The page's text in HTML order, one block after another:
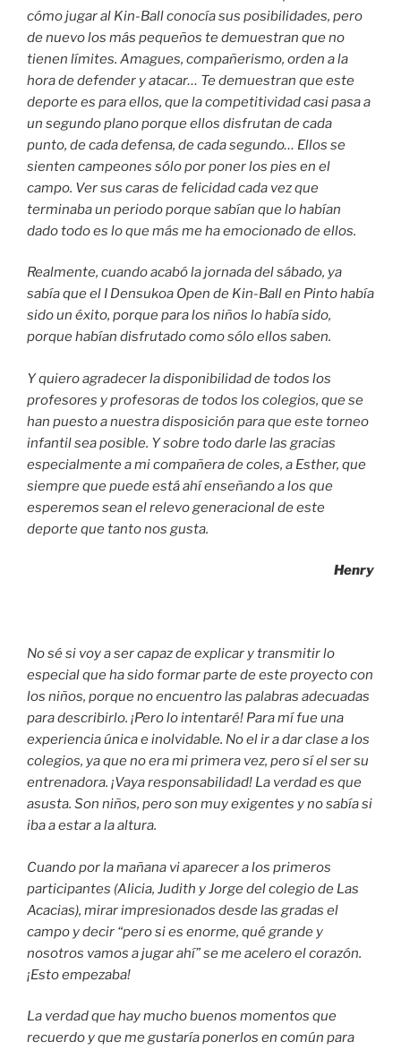
cómo jugar al Kin-Ball conocía sus posibilidades, pero
de nuevo los más pequeños te demuestran que no
tienen límites. Amagues, compañerismo, orden a la
hora de defender y atacar… Te demuestran que este
deporte es para ellos, que la competitividad casi pasa a
un segundo plano porque ellos disfrutan de cada
punto, de cada defensa, de cada segundo… Ellos se
sienten campeones sólo por poner los pies en el
campo. Ver sus caras de felicidad cada vez que
terminaba un periodo porque sabían que lo habían
dado todo es lo que más me ha emocionado de ellos.
Realmente, cuando acabó la jornada del sábado, ya
sabía que el I Densukoa Open de Kin-Ball en Pinto había
sido un éxito, porque para los niños lo había sido,
porque habían disfrutado como sólo ellos saben.
Y quiero agradecer la disponibilidad de todos los
profesores y profesoras de todos los colegios, que se
han puesto a nuestra disposición para que este torneo
infantil sea posible. Y sobre todo darle las gracias
especialmente a mi compañera de coles, a Esther, que
siempre que puede está ahí enseñando a los que
esperemos sean el relevo generacional de este
deporte que tanto nos gusta.
Henry
No sé si voy a ser capaz de explicar y transmitir lo
especial que ha sido formar parte de este proyecto con
los niños, porque no encuentro las palabras adecuadas
para describirlo. ¡Pero lo intentaré! Para mí fue una
experiencia única e inolvidable. No el ir a dar clase a los
colegios, ya que no era mi primera vez, pero sí el ser su
entrenadora. ¡Vaya responsabilidad! La verdad es que
asusta. Son niños, pero son muy exigentes y no sabía si
iba a estar a la altura.
Cuando por la mañana vi aparecer a los primeros
participantes (Alicia, Judith y Jorge del colegio de Las
Acacias), mirar impresionados desde las gradas el
campo y decir “pero si es enorme, qué grande y
nosotros vamos a jugar ahí” se me acelero el corazón.
¡Esto empezaba!
La verdad que hay mucho buenos momentos que
recuerdo y que me gustaría ponerlos en común para